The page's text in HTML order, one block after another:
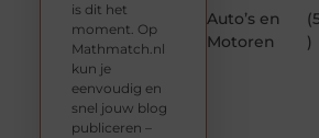
Auto’s en
Motoren
)
is dit het
moment. Op
Mathmatch.nl
kun je
eenvoudig en
snel jouw blog
publiceren –